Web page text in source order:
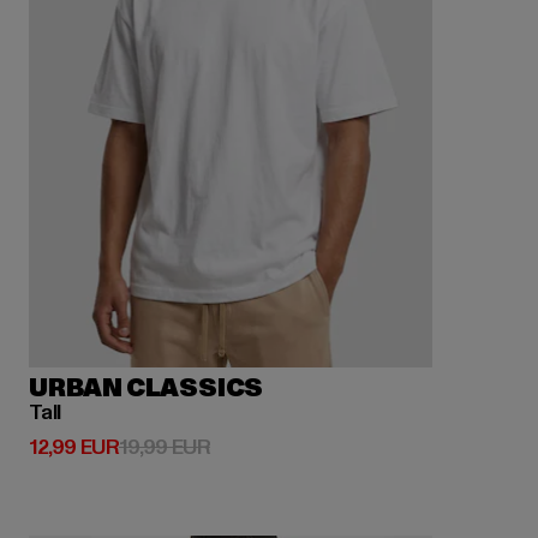
URBAN CLASSICS
Tall
12,99 EUR
Derzeitiger Preis: 12,99 EUR
19,99 EURAktionspreis: 19,99 EUR